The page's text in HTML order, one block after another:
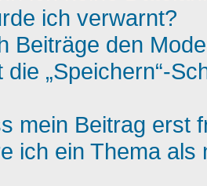
ich verwarnt?
Beiträge den
„Speichern“-
mein Beitrag erst
ich ein Thema als